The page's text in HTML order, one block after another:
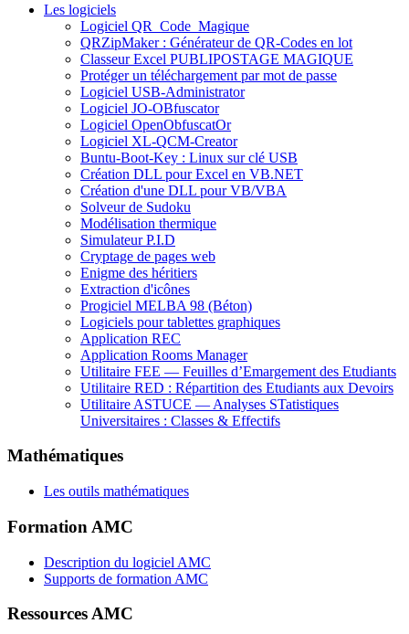
Les logiciels
Logiciel QR_Code_Magique
QRZipMaker : Générateur de QR-Codes en lot
Classeur Excel PUBLIPOSTAGE MAGIQUE
Protéger un téléchargement par mot de passe
Logiciel USB-Administrator
Logiciel JO-OBfuscator
Logiciel OpenObfuscatOr
Logiciel XL-QCM-Creator
Buntu-Boot-Key : Linux sur clé USB
Création DLL pour Excel en VB.NET
Création d'une DLL pour VB/VBA
Solveur de Sudoku
Modélisation thermique
Simulateur P.I.D
Cryptage de pages web
Enigme des héritiers
Extraction d'icônes
Progiciel MELBA 98 (Béton)
Logiciels pour tablettes graphiques
Application REC
Application Rooms Manager
Utilitaire FEE — Feuilles d’Emargement des Etudiants
Utilitaire RED : Répartition des Etudiants aux Devoirs
Utilitaire ASTUCE — Analyses STatistiques
Universitaires : Classes & Effectifs
Mathématiques
Les outils mathématiques
Formation AMC
Description du logiciel AMC
Supports de formation AMC
Ressources AMC